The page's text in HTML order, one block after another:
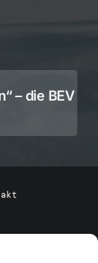
– die BEV